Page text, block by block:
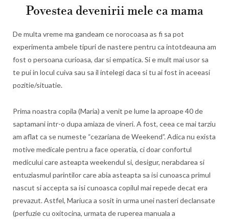
Povestea devenirii mele ca mama
De multa vreme ma gandeam ce norocoasa as fi sa pot
experimenta ambele tipuri de nastere pentru ca intotdeauna am
fost o persoana curioasa, dar si empatica. Si e mult mai usor sa
te pui in locul cuiva sau sa il intelegi daca si tu ai fost in aceeasi
pozitie/situatie.
Prima noastra copila (Maria) a venit pe lume la aproape 40 de
saptamani intr-o dupa amiaza de vineri. A fost, ceea ce mai tarziu
am aflat ca se numeste “cezariana de Weekend”. Adica nu exista
motive medicale pentru a face operatia, ci doar confortul
medicului care asteapta weekendul si, desigur, nerabdarea si
entuziasmul parintilor care abia asteapta sa isi cunoasca primul
nascut si accepta sa isi cunoasca copilul mai repede decat era
prevazut. Astfel, Mariuca a sosit in urma unei nasteri declansate
(perfuzie cu oxitocina, urmata de ruperea manuala a